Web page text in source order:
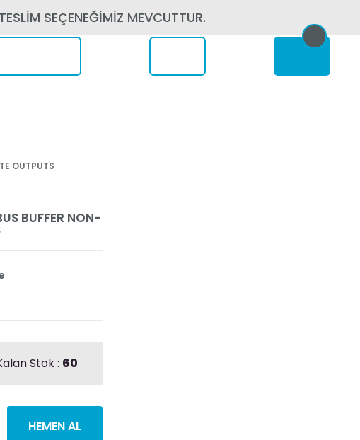
SEÇENEĞİMİZ MEVCUTTUR.
OUTPUTS
BUFFER NON-
Stok : 60
HEMEN AL